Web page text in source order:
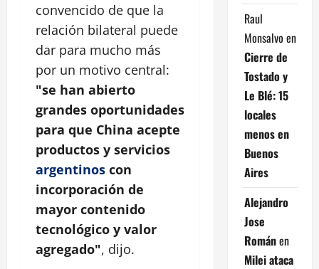
convencido de que la
relación bilateral puede
dar para mucho más
por un motivo central:
"se han abierto
grandes oportunidades
para que China acepte
productos y servicios
argentinos con
incorporación de
mayor contenido
tecnológico y valor
agregado", dijo.
Raul
Monsalvo en
Cierre de
Tostado y
Le Blé: 15
locales
menos en
Buenos
Aires
Alejandro
Jose
Románen
Milei ataca